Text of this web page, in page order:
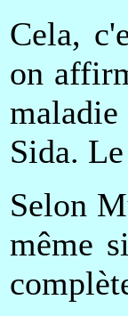
Cela,
on
Sida.
Selon
même